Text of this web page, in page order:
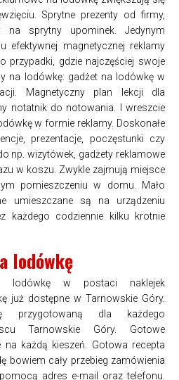
Sprytne prezenty od firmy,
na sprytny upominek. Jedynym
efektywnej magnetycznej reklamy
przypadki, gdzie najczęściej swoje
na lodówkę: gadżet na lodówkę w
Magnetyczny plan lekcji dla
notatnik do notowania. I wreszcie
w formie reklamy. Doskonałe
prezentacje, poczęstunki czy
np. wizytówek, gadżety reklamowe
w koszu. Zwykle zajmują miejsce
pomieszczeniu w domu. Mało
umieszczane są na urządzeniu
każdego codziennie kilku krotnie
lodówkę
lodówkę w postaci naklejek
już dostępne w Tarnowskie Góry.
przygotowaną dla każdego
Tarnowskie Góry. Gotowe
na każdą kieszeń. Gotowa recepta
bowiem cały przebieg zamówienia
adres e-mail oraz telefonu.